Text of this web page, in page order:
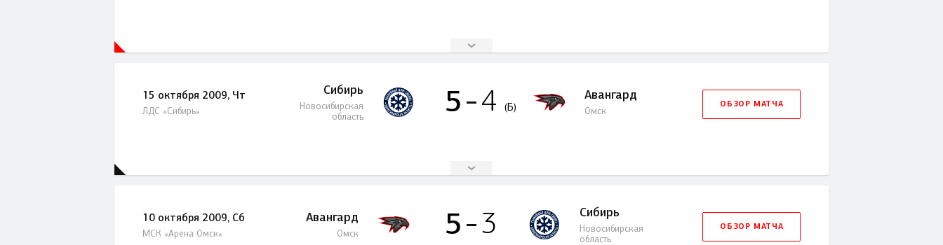
15 октября 2009, Чт
ЛДС «Сибирь»
Сибирь
Новосибирская
область
5 Авангард
Омск
4(Б) ОБЗОР МАТЧА
10 октября 2009, Сб
МСК «Арена Омск»
Авангард
Омск 5 Сибирь
Новосибирская
область
3 ОБЗОР МАТЧА